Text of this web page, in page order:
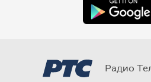
Радио